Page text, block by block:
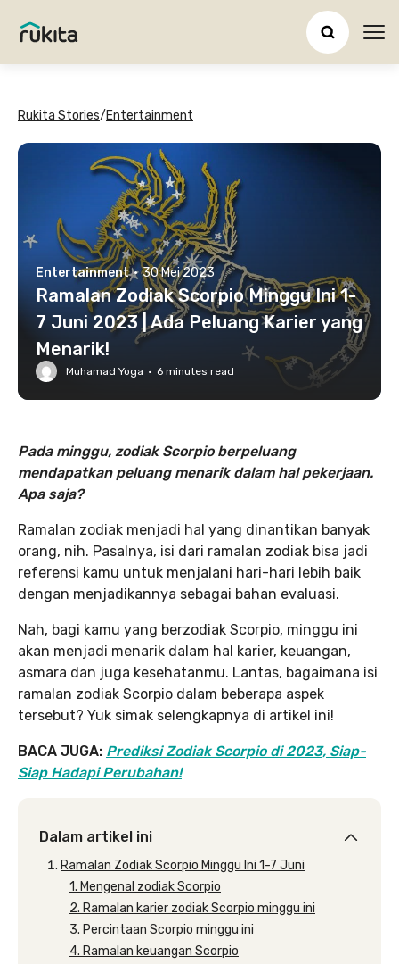
Rukita Stories/Entertainment
Entertainment · 30 Mei 2023
Ramalan Zodiak Scorpio Minggu Ini 1-
7 Juni 2023 | Ada Peluang Karier yang
Menarik!
Muhamad Yoga · 6 minutes read
Pada minggu, zodiak Scorpio berpeluang
mendapatkan peluang menarik dalam hal pekerjaan.
Apa saja?
Ramalan zodiak menjadi hal yang dinantikan banyak
orang, nih. Pasalnya, isi dari ramalan zodiak bisa jadi
referensi kamu untuk menjalani hari-hari lebih baik
dengan menjadikannya sebagai bahan evaluasi.
Nah, bagi kamu yang berzodiak Scorpio, minggu ini
akan menjadi menarik dalam hal karier, keuangan,
asmara dan juga kesehatanmu. Lantas, bagaimana isi
ramalan zodiak Scorpio dalam beberapa aspek
tersebut? Yuk simak selengkapnya di artikel ini!
BACA JUGA: Prediksi Zodiak Scorpio di 2023, Siap-
Siap Hadapi Perubahan!
Dalam artikel ini
Ramalan Zodiak Scorpio Minggu Ini 1-7 Juni
1. Mengenal zodiak Scorpio
2. Ramalan karier zodiak Scorpio minggu ini
3. Percintaan Scorpio minggu ini
4. Ramalan keuangan Scorpio